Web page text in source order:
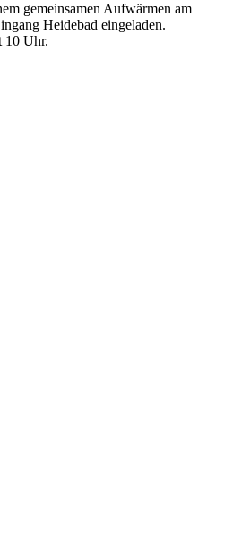
gemeinsamen Aufwärmen am
Heidebad eingeladen.
10 Uhr.